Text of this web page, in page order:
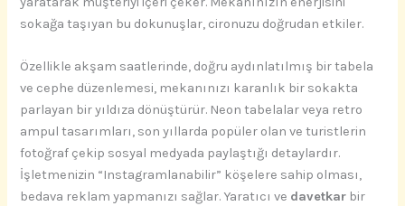
sokağa taşıyan bu dokunuşlar, cironuzu doğrudan etkiler.
Özellikle akşam saatlerinde, doğru aydınlatılmış bir tabela
ve cephe düzenlemesi, mekanınızı karanlık bir sokakta
parlayan bir yıldıza dönüştürür. Neon tabelalar veya retro
ampul tasarımları, son yıllarda popüler olan ve turistlerin
fotoğraf çekip sosyal medyada paylaştığı detaylardır.
İşletmenizin “Instagramlanabilir” köşelere sahip olması,
bedava reklam yapmanızı sağlar. Yaratıcı ve davetkar bir